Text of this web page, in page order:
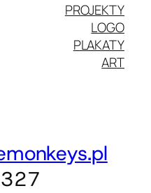
PROJEKTY
LOGO
PLAKATY
ART